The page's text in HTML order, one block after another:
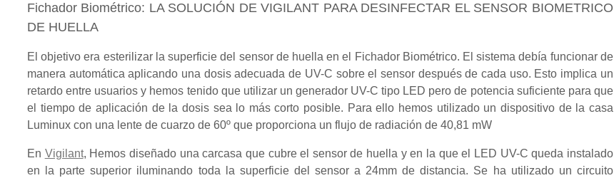
Fichador Biométrico: LA SOLUCIÓN DE VIGILANT PARA DESINFECTAR EL SENSOR BIOMETRICO
DE HUELLA
El objetivo era esterilizar la superficie del sensor de huella en el Fichador Biométrico. El sistema debía funcionar de
manera automática aplicando una dosis adecuada de UV-C sobre el sensor después de cada uso. Esto implica un
retardo entre usuarios y hemos tenido que utilizar un generador UV-C tipo LED pero de potencia suficiente para que
el tiempo de aplicación de la dosis sea lo más corto posible. Para ello hemos utilizado un dispositivo de la casa
Luminux con una lente de cuarzo de 60º que proporciona un flujo de radiación de 40,81 mW
En Vigilant, Hemos diseñado una carcasa que cubre el sensor de huella y en la que el LED UV-C queda instalado
en la parte superior iluminando toda la superficie del sensor a 24mm de distancia. Se ha utilizado un circuito